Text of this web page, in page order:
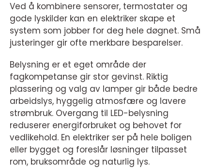
Ved å kombinere sensorer, termostater og
gode lyskilder kan en elektriker skape et
system som jobber for deg hele døgnet. Små
justeringer gir ofte merkbare besparelser.
Belysning er et eget område der
fagkompetanse gir stor gevinst. Riktig
plassering og valg av lamper gir både bedre
arbeidslys, hyggelig atmosfære og lavere
strømbruk. Overgang til LED-belysning
reduserer energiforbruket og behovet for
vedlikehold. En elektriker ser på hele boligen
eller bygget og foreslår løsninger tilpasset
rom, bruksområde og naturlig lys.